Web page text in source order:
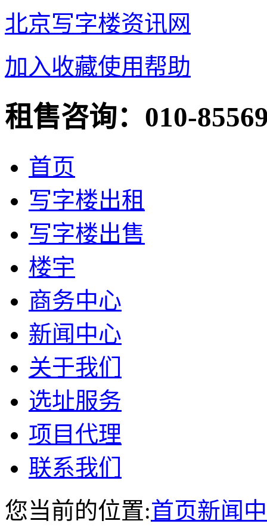
北京写字楼资讯网
加入收藏使用帮助
租售咨询： 010-
首页
写字楼出租
写字楼出售
楼宇
商务中心
新闻中心
关于我们
选址服务
项目代理
联系我们
您当前的位置:首页新闻